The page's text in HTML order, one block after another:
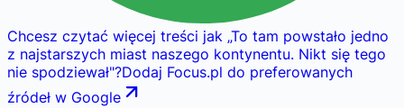
Chcesz czytać więcej treści jak „To tam powstało jedno
z najstarszych miast naszego kontynentu. Nikt się tego
nie spodziewał"?Dodaj Focus.pl do preferowanych
źródeł w Google